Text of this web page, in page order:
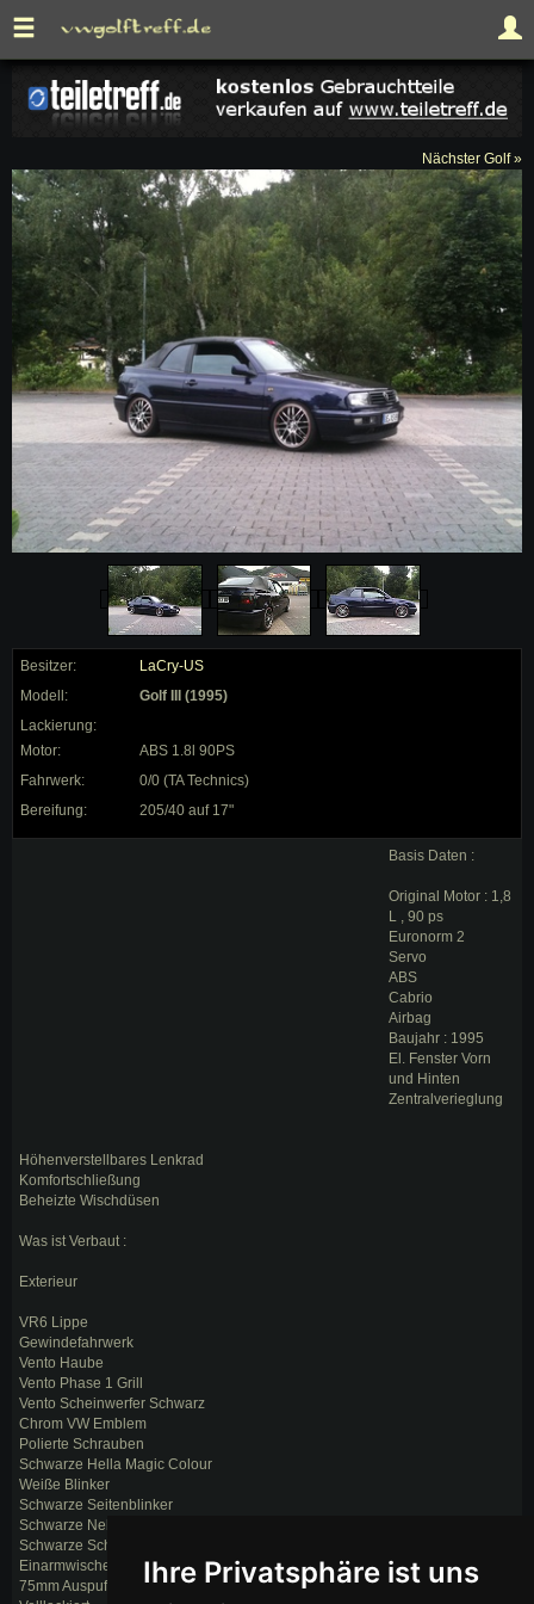
Ihre Privatsphäre ist uns
Nächster Golf »
Besitzer:
LaCry-US
Modell:
Golf III (1995)
Lackierung:
Motor:
ABS 1.8l 90PS
Fahrwerk:
0/0 (TA Technics)
Bereifung:
205/40 auf 17"
Basis Daten :
Original Motor : 1,8
L , 90 ps
Euronorm 2
Servo
ABS
Cabrio
Airbag
Baujahr : 1995
El. Fenster Vorn
und Hinten
Zentralverieglung
Höhenverstellbares Lenkrad
Komfortschließung
Beheizte Wischdüsen
Was ist Verbaut :
Exterieur
VR6 Lippe
Gewindefahrwerk
Vento Haube
Vento Phase 1 Grill
Vento Scheinwerfer Schwarz
Chrom VW Emblem
Polierte Schrauben
Schwarze Hella Magic Colour
Weiße Blinker
Schwarze Seitenblinker
Schwarze Nebelscheinwerfer
Schwarze Scheiben
Einarmwischer
75mm Auspuff